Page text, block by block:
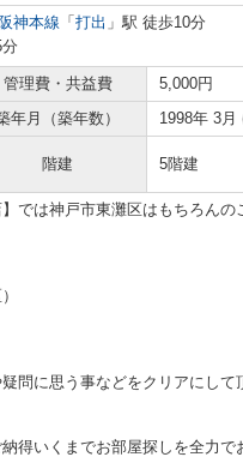
阪神本線 「 打出 」駅 徒歩10分
管理費・共益費
5,000円
年月（築年数） 1998年 3月
階建 5階建
では神戸市東灘区はもちろん
問に思う事などをクリアにして
得いくまでお部屋探しを全力で